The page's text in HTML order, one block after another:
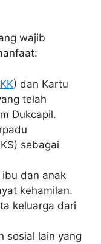
wajib
KK) dan Kartu
telah
Dukcapil.
sebagai
dan anak
kehamilan.
keluarga dari
sosial lain yang